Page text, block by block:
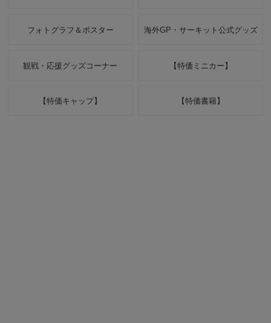
フォトグラフ＆ポスター 海外GP・サーキット公式グッズ
観戦・応援グッズコーナー 【特価ミニカー】
【特価キャップ】 【特価書籍】